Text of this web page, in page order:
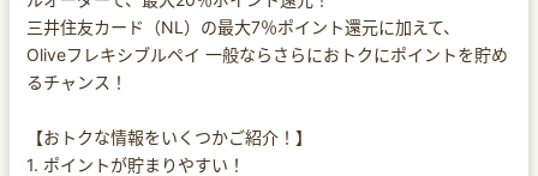
三井住友カード（NL）の最大7％ポイント還元に加えて、
Oliveフレキシブルペイ 一般ならさらにおトクにポイントを貯め
るチャンス！
【おトクな情報をいくつかご紹介！】
1. ポイントが貯まりやすい！